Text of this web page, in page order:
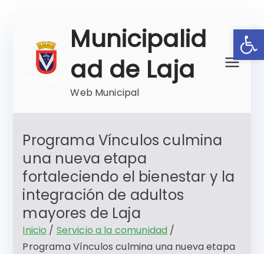
contenido
Municipalid
ad de Laja
Web Municipal
Programa Vínculos culmina
una nueva etapa
fortaleciendo el bienestar y la
integración de adultos
mayores de Laja
Inicio
Servicio a la comunidad
Programa Vínculos culmina una nueva etapa